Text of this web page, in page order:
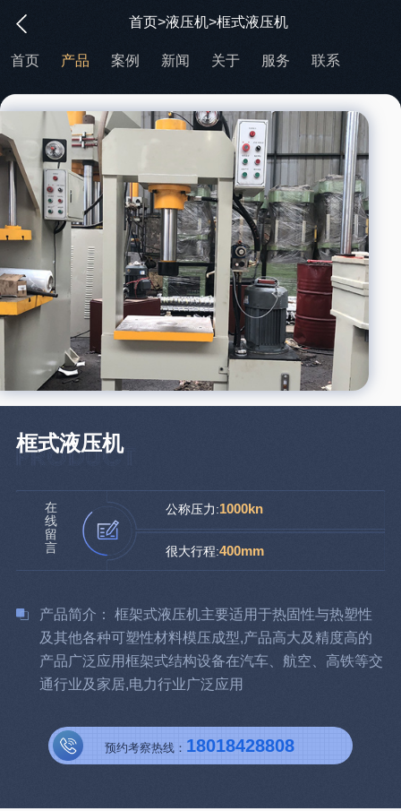
首页>液压机>框式液压机
首页 产品 案例 新闻 关于 服务 联系
框式液压机
在
线
留
言
公称压力:1000kn
很大行程:400mm
产品简介： 框架式液压机主要适用于热固性与热塑性
及其他各种可塑性材料模压成型,产品高大及精度高的
产品广泛应用框架式结构设备在汽车、航空、高铁等交
通行业及家居,电力行业广泛应用
预约考察热线： 18018428808